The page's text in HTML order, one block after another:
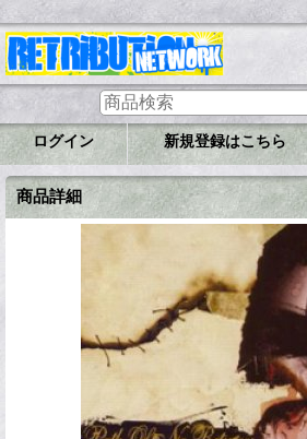
ログイン 新規登録はこちら
商品詳細